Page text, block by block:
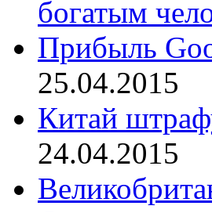
богатым
Прибыль
25.04.2015
Китай
24.04.2015